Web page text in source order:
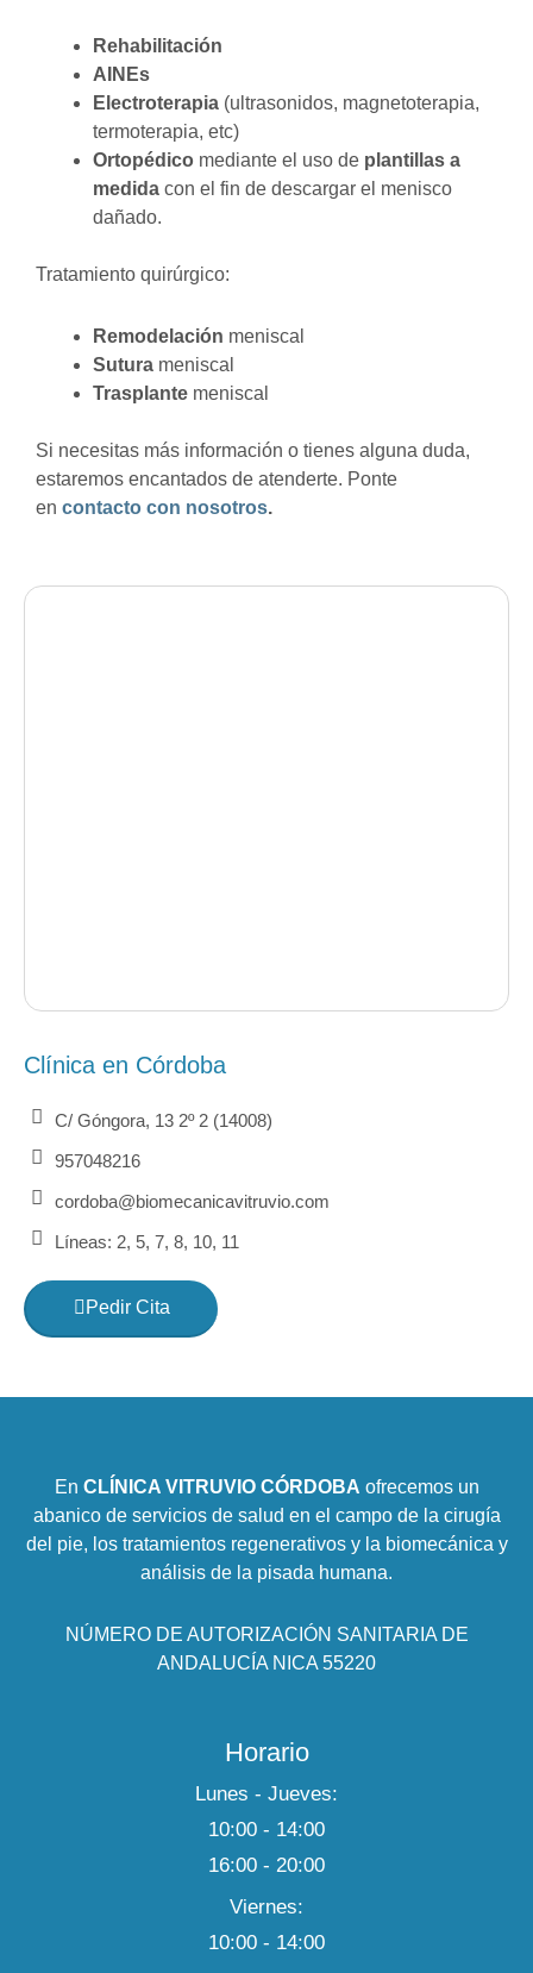
Rehabilitación
AINEs
Electroterapia (ultrasonidos, magnetoterapia,
termoterapia, etc)
Ortopédico mediante el uso de plantillas a
medida con el fin de descargar el menisco
dañado.
Tratamiento quirúrgico:
Remodelación meniscal
Sutura meniscal
Trasplante meniscal
Si necesitas más información o tienes alguna duda,
estaremos encantados de atenderte. Ponte
en contacto con nosotros.
Clínica en Córdoba
C/ Góngora, 13 2º 2 (14008)
957048216
cordoba@biomecanicavitruvio.com
Líneas: 2, 5, 7, 8, 10, 11
Pedir Cita
En CLÍNICA VITRUVIO CÓRDOBA ofrecemos un
abanico de servicios de salud en el campo de la cirugía
del pie, los tratamientos regenerativos y la biomecánica y
análisis de la pisada humana.
NÚMERO DE AUTORIZACIÓN SANITARIA DE
ANDALUCÍA NICA 55220
Horario
Lunes - Jueves:
10:00 - 14:00
16:00 - 20:00
Viernes:
10:00 - 14:00